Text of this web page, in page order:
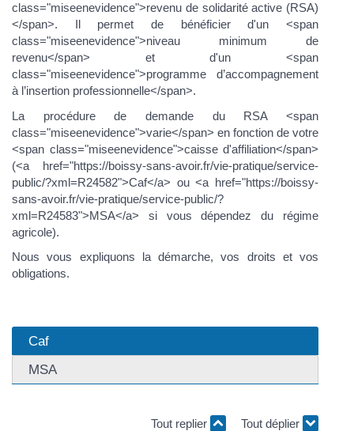
class="miseenevidence">revenu de solidarité active (RSA)
</span>. Il permet de bénéficier d'un <span
class="miseenevidence">niveau minimum de
revenu</span> et d'un <span
class="miseenevidence">programme d’accompagnement
à l’insertion professionnelle</span>.
La procédure de demande du RSA <span
class="miseenevidence">varie</span> en fonction de votre
<span class="miseenevidence">caisse d'affiliation</span>
(<a href="https://boissy-sans-avoir.fr/vie-pratique/service-
public/?xml=R24582">Caf</a> ou <a href="https://boissy-
sans-avoir.fr/vie-pratique/service-public/?
xml=R24583">MSA</a> si vous dépendez du régime
agricole).
Nous vous expliquons la démarche, vos droits et vos
obligations.
Caf
MSA
Tout replier Tout déplier